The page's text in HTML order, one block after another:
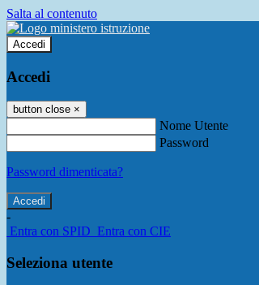
Salta al contenuto
Accedi
Accedi
button close ×
Nome Utente
Password
Password dimenticata?
-
Entra con SPID Entra con CIE
Seleziona utente